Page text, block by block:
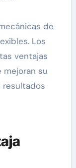
de
Los
ventajas
mejoran su
resultados